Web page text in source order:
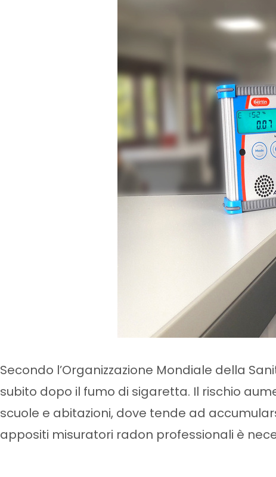
Secondo l’Organizzazione Mondiale della
subito dopo il fumo di sigaretta. Il rischio
scuole e abitazioni, dove tende ad
appositi misuratori radon professionali è